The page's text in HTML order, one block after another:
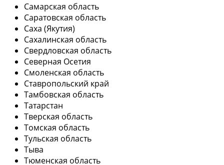
Самарская область
Саратовская область
Саха (Якутия)
Сахалинская область
Свердловская область
Северная Осетия
Смоленская область
Ставропольский край
Тамбовская область
Татарстан
Тверская область
Томская область
Тульская область
Тыва
Тюменская область